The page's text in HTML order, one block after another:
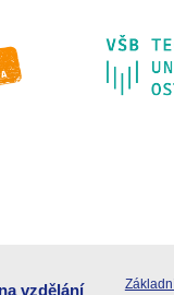
vzdělání